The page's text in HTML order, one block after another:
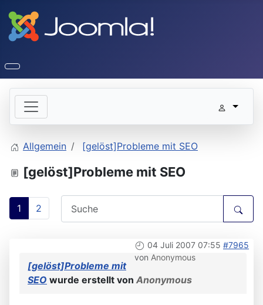
Allgemein [gelöst]Probleme mit SEO
[gelöst]Probleme mit SEO
1 2
04 Juli 2007 07:55 #7965
von Anonymous
[gelöst]Probleme mit
SEO wurde erstellt von Anonymous